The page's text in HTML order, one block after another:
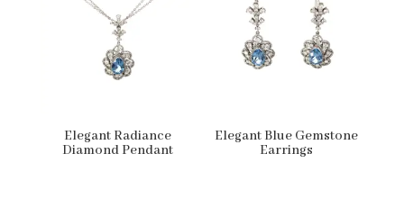
Elegant Radiance
Diamond Pendant
Elegant Blue Gemstone
Earrings